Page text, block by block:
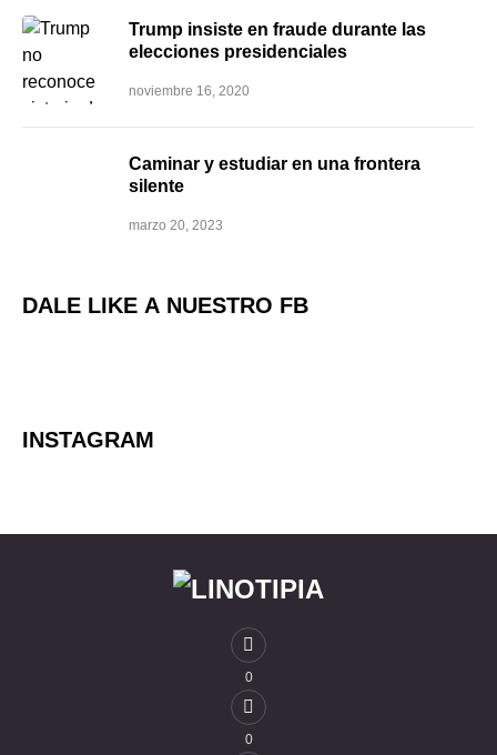
Trump insiste en fraude durante las
elecciones presidenciales
noviembre 16, 2020
Caminar y estudiar en una frontera
silente
marzo 20, 2023
DALE LIKE A NUESTRO FB
INSTAGRAM
0
0